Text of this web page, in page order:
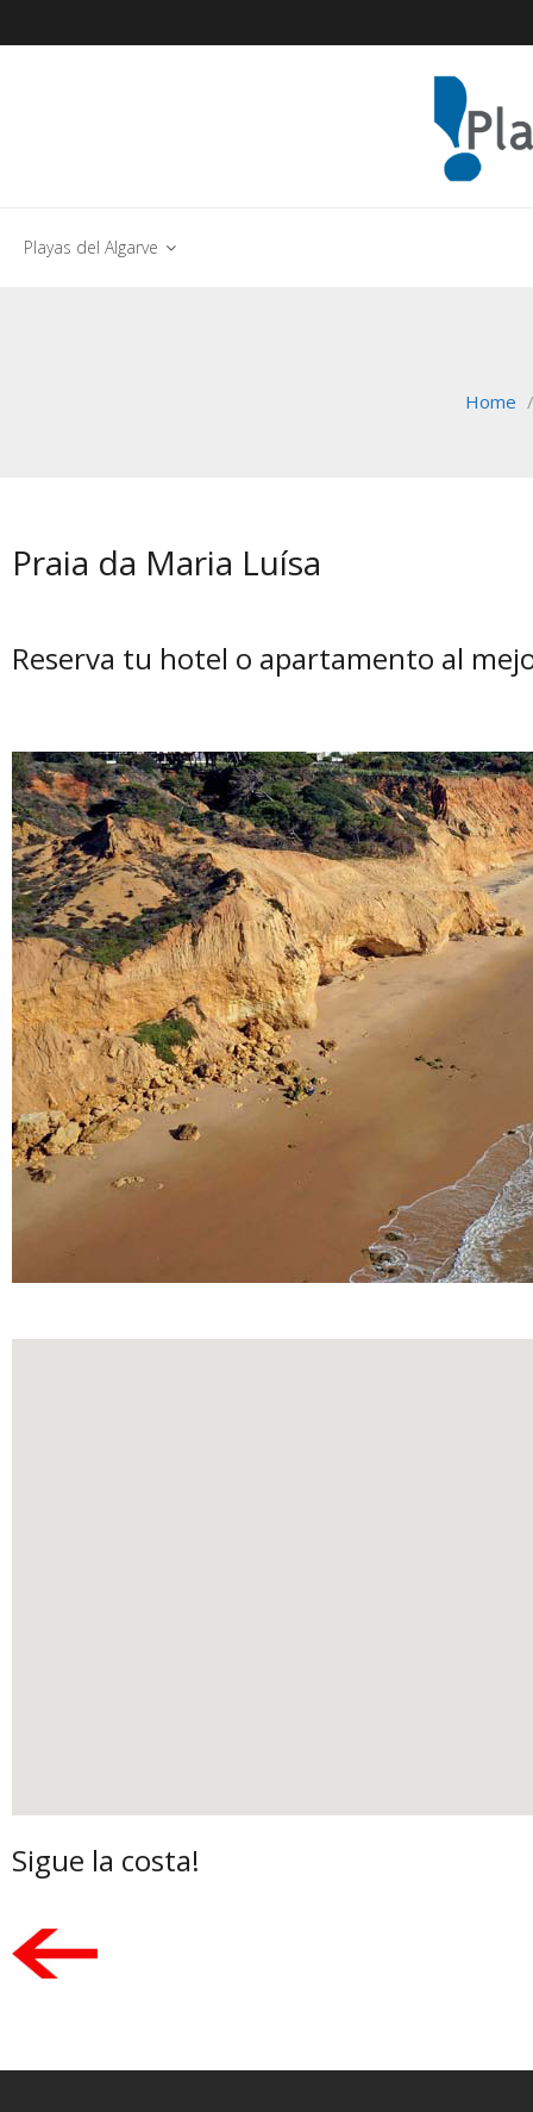
Playas del Algarve
Home
Praia da Maria Luísa
Reserva tu hotel o apartamento al
Sigue la costa!